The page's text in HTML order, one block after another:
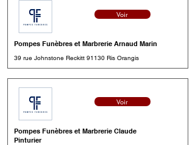
Voir
Pompes Funèbres et Marbrerie Arnaud Marin
39 rue Johnstone Reckitt 91130 Ris Orangis
Voir
Pompes Funèbres et Marbrerie Claude
Pinturier